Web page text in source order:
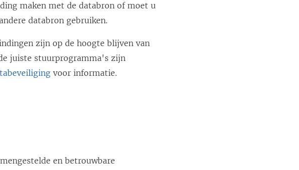
maken met de databron of moet u
databron gebruiken.
zijn op de hoogte blijven van
juiste stuurprogramma's zijn
voor informatie.
en betrouwbare